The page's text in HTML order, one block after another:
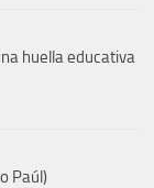
huella educativa
Paúl)